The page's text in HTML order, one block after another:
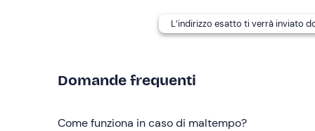
Telo mare
L’indirizzo esatto ti verrà inviato
Domande frequenti
Come funziona in caso di maltempo?